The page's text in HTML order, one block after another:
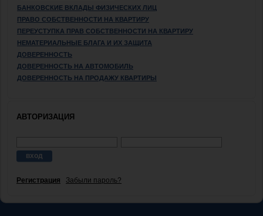
БАНКОВСКИЕ ВКЛАДЫ ФИЗИЧЕСКИХ ЛИЦ
ПРАВО СОБСТВЕННОСТИ НА КВАРТИРУ
ПЕРЕУСТУПКА ПРАВ СОБСТВЕННОСТИ НА КВАРТИРУ
НЕМАТЕРИАЛЬНЫЕ БЛАГА И ИХ ЗАЩИТА
ДОВЕРЕННОСТЬ
ДОВЕРЕННОСТЬ НА АВТОМОБИЛЬ
ДОВЕРЕННОСТЬ НА ПРОДАЖУ КВАРТИРЫ
АВТОРИЗАЦИЯ
Регистрация Забыли пароль?